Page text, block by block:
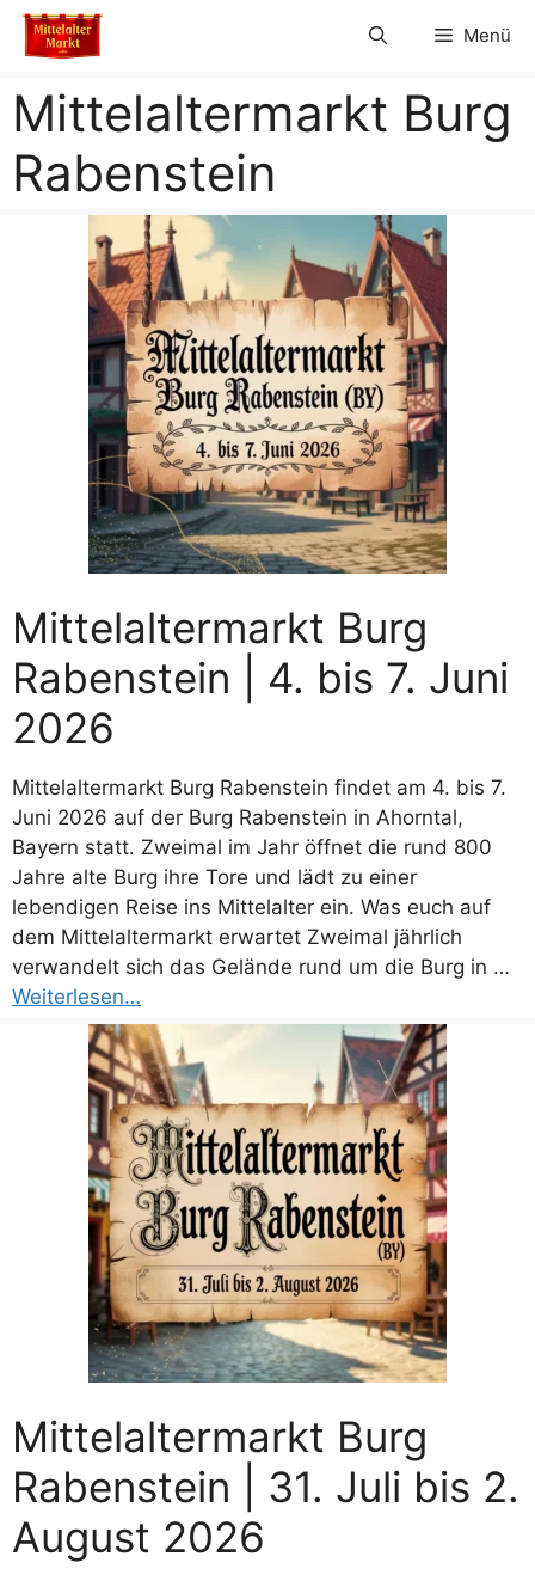
Zum
Inhalt
Menü
Mittelaltermarkt Burg
Rabenstein
Mittelaltermarkt Burg
Rabenstein | 4. bis 7. Juni
2026
Mittelaltermarkt Burg Rabenstein findet am 4. bis 7.
Juni 2026 auf der Burg Rabenstein in Ahorntal,
Bayern statt. Zweimal im Jahr öffnet die rund 800
Jahre alte Burg ihre Tore und lädt zu einer
lebendigen Reise ins Mittelalter ein. Was euch auf
dem Mittelaltermarkt erwartet Zweimal jährlich
verwandelt sich das Gelände rund um die Burg in …
Weiterlesen…
Mittelaltermarkt Burg
Rabenstein | 31. Juli bis 2.
August 2026